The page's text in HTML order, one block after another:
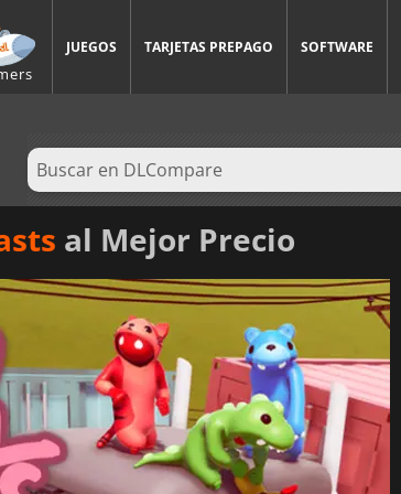
JUEGOS TARJETAS PREPAGO SOFTWARE
al Mejor Precio